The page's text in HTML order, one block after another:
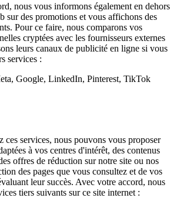
nous vous informons également en dehors
sur des promotions et vous affichons des
Pour ce faire, nous comparons vos
cryptées avec les fournisseurs externes
leurs canaux de publicité en ligne si vous
services :
Google, LinkedIn, Pinterest, TikTok
ces services, nous pouvons vous proposer
à vos centres d'intérêt, des contenus
offres de réduction sur notre site ou nos
des pages que vous consultez et de vos
leur succès. Avec votre accord, nous
tiers suivants sur ce site internet :